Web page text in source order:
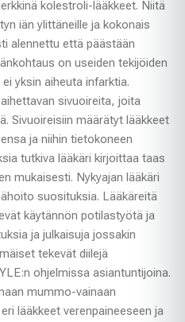
kolestroli-lääkkeet. Niitä
iän ylittäneille ja kokonais
alennettu että päästään
on useiden tekijöiden
yksin aiheuta infarktia.
sivuoireita, joita
Sivuoireisiin määrätyt lääkkeet
ja niihin tietokoneen
tutkiva lääkäri kirjoittaa taas
mukaisesti. Nykyajan lääkäri
suosituksia. Lääkäreitä
käytännön potilastyötä ja
ja julkaisuja jossakin
tekevät diilejä
ohjelmissa asiantuntijoina.
mummo-vainaan
lääkkeet verenpaineeseen ja